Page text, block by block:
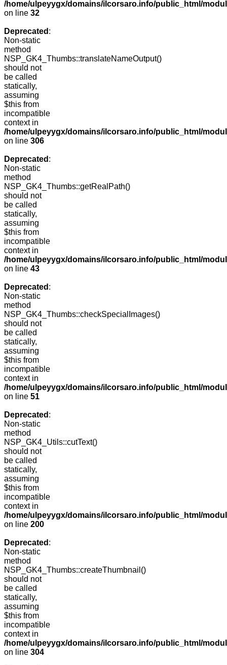
/home/ulpeyygx/domains/ilcorsaro.info/public_html/
on line 32
Deprecated :
Non-static
method
NSP_GK4_Thumbs::translateNameOutput()
should not
be called
statically,
assuming
$this from
incompatible
context in
/home/ulpeyygx/domains/ilcorsaro.info/public_html/
on line 306
Deprecated :
Non-static
method
NSP_GK4_Thumbs::getRealPath()
should not
be called
statically,
assuming
$this from
incompatible
context in
/home/ulpeyygx/domains/ilcorsaro.info/public_html/
on line 43
Deprecated :
Non-static
method
NSP_GK4_Thumbs::checkSpecialImages()
should not
be called
statically,
assuming
$this from
incompatible
context in
/home/ulpeyygx/domains/ilcorsaro.info/public_html/
on line 51
Deprecated :
Non-static
method
NSP_GK4_Utils::cutText()
should not
be called
statically,
assuming
$this from
incompatible
context in
/home/ulpeyygx/domains/ilcorsaro.info/public_html/
on line 200
Deprecated :
Non-static
method
NSP_GK4_Thumbs::createThumbnail()
should not
be called
statically,
assuming
$this from
incompatible
context in
/home/ulpeyygx/domains/ilcorsaro.info/public_html/
on line 304